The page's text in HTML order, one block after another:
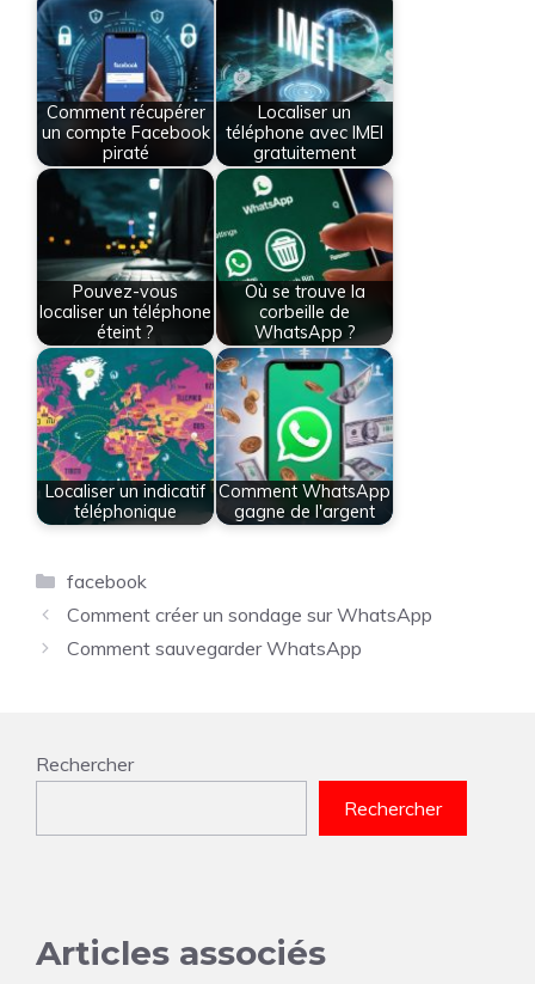
Comment récupérer
un compte Facebook
piraté
Localiser un
téléphone avec IMEI
gratuitement
Pouvez-vous
localiser un téléphone
éteint ?
Où se trouve la
corbeille de
WhatsApp ?
Localiser un indicatif
téléphonique
Comment WhatsApp
gagne de l'argent
Catégories
facebook
Comment créer un sondage sur WhatsApp
Comment sauvegarder WhatsApp
Rechercher
Rechercher
Articles associés